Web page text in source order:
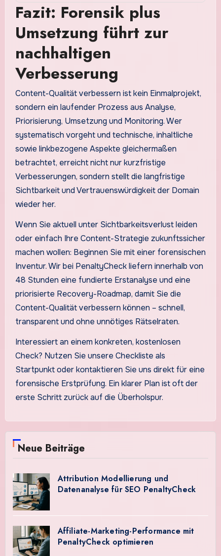
Fazit: Forensik plus
Umsetzung führt zur
nachhaltigen
Verbesserung
Content-Qualität verbessern ist kein Einmalprojekt,
sondern ein laufender Prozess aus Analyse,
Priorisierung, Umsetzung und Monitoring. Wer
systematisch vorgeht und technische, inhaltliche
sowie linkbezogene Aspekte gleichermaßen
betrachtet, erreicht nicht nur kurzfristige
Verbesserungen, sondern stellt die langfristige
Sichtbarkeit und Vertrauenswürdigkeit der Domain
wieder her.
Wenn Sie aktuell unter Sichtbarkeitsverlust leiden
oder einfach Ihre Content-Strategie zukunftssicher
machen wollen: Beginnen Sie mit einer forensischen
Inventur. Wir bei PenaltyCheck liefern innerhalb von
48 Stunden eine fundierte Erstanalyse und eine
priorisierte Recovery-Roadmap, damit Sie die
Content-Qualität verbessern können – schnell,
transparent und ohne unnötiges Rätselraten.
Interessiert an einem konkreten, kostenlosen
Check? Nutzen Sie unsere Checkliste als
Startpunkt oder kontaktieren Sie uns direkt für eine
forensische Erstprüfung. Ein klarer Plan ist oft der
erste Schritt zurück auf die Überholspur.
Neue Beiträge
Attribution Modellierung und
Datenanalyse für SEO PenaltyCheck
Affiliate-Marketing-Performance mit
PenaltyCheck optimieren